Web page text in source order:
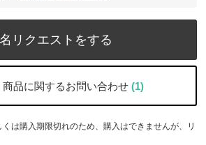
リクエストをする
商品に関するお問い合わせ (1)
は購入期限切れのため、購入はできませんが、リ